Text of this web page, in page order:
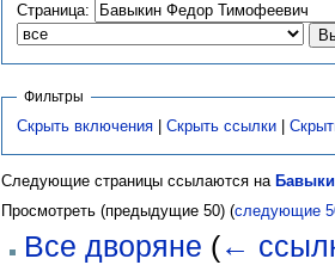
Страница:
Фильтры
Скрыть включения |Скрыть ссылки |
Следующие страницы ссылаются на
Просмотреть (предыдущие 50) (следующие
Все дворяне (←